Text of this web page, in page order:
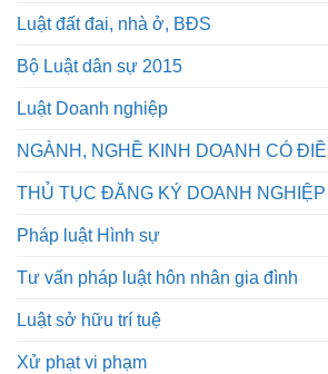
Luật đất đai, nhà ở, BĐS
Bộ Luật dân sự 2015
Luật Doanh nghiệp
NGÀNH, NGHỀ KINH DOANH CÓ
THỦ TỤC ĐĂNG KÝ DOANH NGHIỆP
Pháp luật Hình sự
Tư vấn pháp luật hôn nhân gia đình
Luật sở hữu trí tuệ
Xử phạt vi phạm